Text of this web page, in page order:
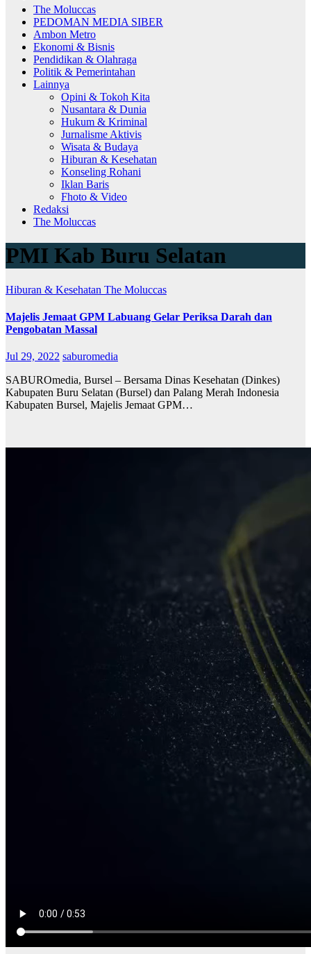
The Moluccas
PEDOMAN MEDIA SIBER
Ambon Metro
Ekonomi & Bisnis
Pendidikan & Olahraga
Politik & Pemerintahan
Lainnya
Opini & Tokoh Kita
Nusantara & Dunia
Hukum & Kriminal
Jurnalisme Aktivis
Wisata & Budaya
Hiburan & Kesehatan
Konseling Rohani
Iklan Baris
Fhoto & Video
Redaksi
The Moluccas
PMI Kab Buru Selatan
Hiburan & Kesehatan The Moluccas
Majelis Jemaat GPM Labuang Gelar Periksa Darah dan
Pengobatan Massal
Jul 29, 2022 saburomedia
SABUROmedia, Bursel – Bersama Dinas Kesehatan (Dinkes)
Kabupaten Buru Selatan (Bursel) dan Palang Merah Indonesia
Kabupaten Bursel, Majelis Jemaat GPM…